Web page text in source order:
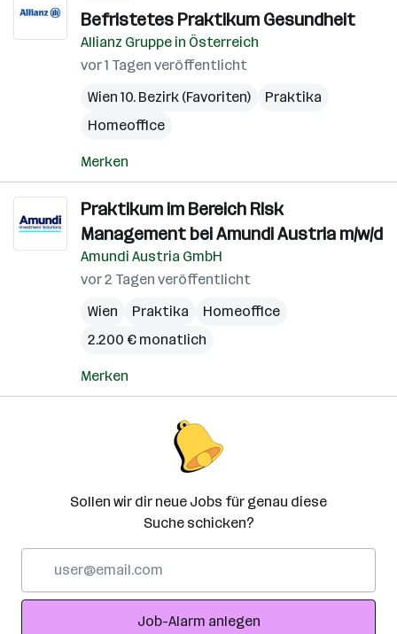
Befristetes Praktikum Gesundheit
Allianz Gruppe in Österreich
vor 1 Tagen veröffentlicht
Wien 10. Bezirk (Favoriten)
Praktika
Homeoffice
Merken
Praktikum im Bereich Risk
Management bei Amundi Austria m/w/d
Amundi Austria GmbH
vor 2 Tagen veröffentlicht
Wien
Praktika
Homeoffice
2.200 € monatlich
Merken
Sollen wir dir neue Jobs für genau diese
Suche schicken?
Adresse
Job-Alarm anlegen